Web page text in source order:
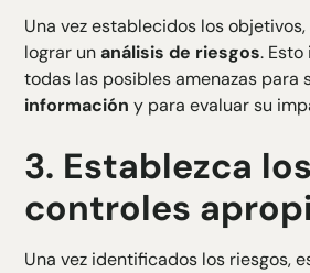
Una vez establecidos los
lograr unanálisis de riesgos.
todas las posibles amenazas para
información y para evaluar su
3. Establezca los
controles
Una vez identificados los riesgos,